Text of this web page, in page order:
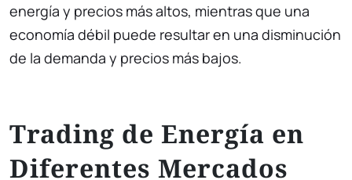
energía y precios más altos, mientras que una
economía débil puede resultar en una disminución
de la demanda y precios más bajos.
Trading de Energía en
Diferentes Mercados